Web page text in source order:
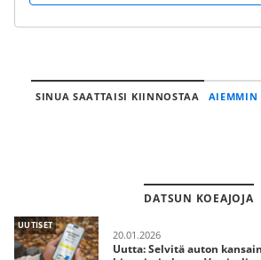
SINUA SAATTAISI KIINNOSTAA AIEMMIN
DATSUN KOEAJOJA
UUTISET
20.01.2026
Uutta: Selvitä auton